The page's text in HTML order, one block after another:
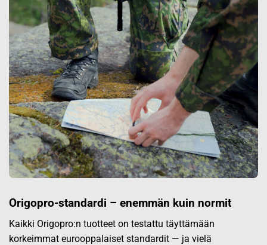
Origopro-standardi – enemmän kuin normit
Kaikki Origopro:n tuotteet on testattu täyttämään
korkeimmat eurooppalaiset standardit — ja vielä